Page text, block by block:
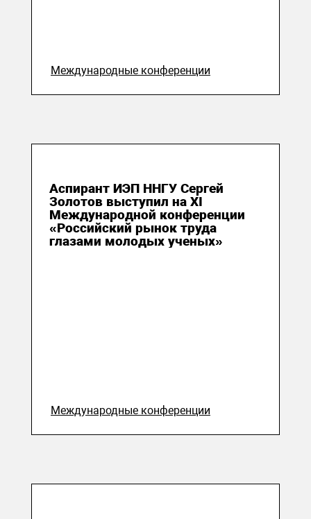
Международные конференции
Аспирант ИЭП ННГУ Сергей
Золотов выступил на XI
Международной конференции
«Российский рынок труда
глазами молодых ученых»
Международные конференции